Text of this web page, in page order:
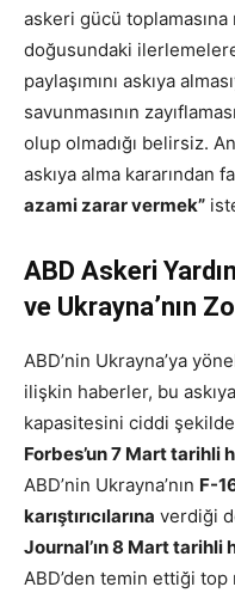
askeri gücü toplamasına
doğusundaki
paylaşımını askıya
savunmasının
olup olmadığı belirsiz.
askıya alma kararından
azami zarar vermek”
ABD Askeri
ve Ukrayna’nın
ABD’nin Ukrayna’ya
ilişkin haberler, bu
kapasitesini ciddi
Forbes’un 7 Mart tarihli
ABD’nin Ukrayna’nın F-
karıştırıcılarına verdiği
Journal’ın 8 Mart tarihli
ABD’den temin ettiği